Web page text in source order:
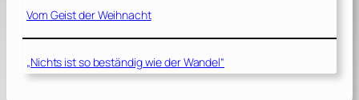
Vom Geist der Weihnacht
„Nichts ist so beständig wie der Wandel“